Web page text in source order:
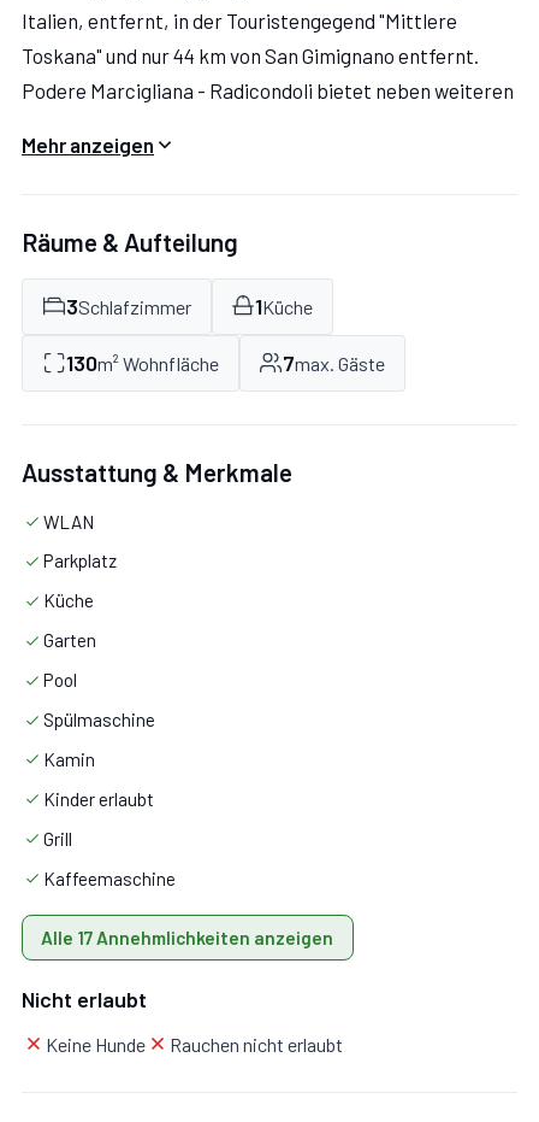
Italien, entfernt, in der Touristengegend "Mittlere
Toskana" und nur 44 km von San Gimignano entfernt.
Podere Marcigliana - Radicondoli bietet neben weiteren
Internet.
Apartment Parata (130 m²) ist eine drei-Zimmer
Wohneinheit, die auf zwei Etagen gebaut ist, mit zwei
Badezimmern. Hier können bis zu sieben Personen
Wohnküche: gut ausgestattete Küche, Esstisch,
Mehr anzeigen
Räume & Aufteilung
3Schlafzimmer 1Küche
130m² Wohnfläche 7max. Gäste
Ausstattung & Merkmale
WLAN
Parkplatz
Küche
Garten
Pool
Spülmaschine
Kamin
Kinder erlaubt
Grill
Kaffeemaschine
Alle 17 Annehmlichkeiten anzeigen
Nicht erlaubt
Keine Hunde Rauchen nicht erlaubt